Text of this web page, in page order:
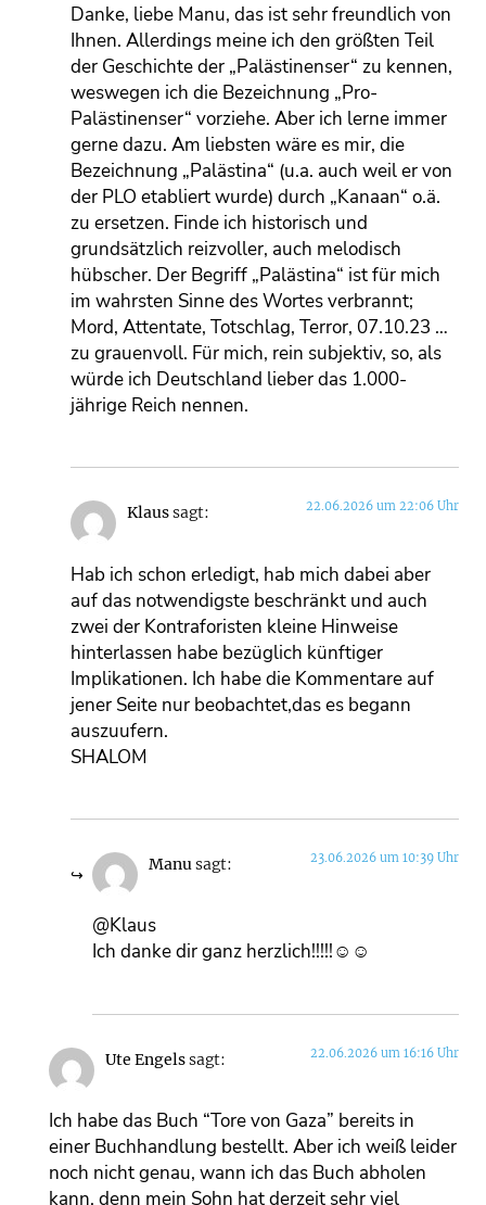
Danke, liebe Manu, das ist sehr freundlich von
Ihnen. Allerdings meine ich den größten Teil
der Geschichte der „Palästinenser“ zu kennen,
weswegen ich die Bezeichnung „Pro-
Palästinenser“ vorziehe. Aber ich lerne immer
gerne dazu. Am liebsten wäre es mir, die
Bezeichnung „Palästina“ (u.a. auch weil er von
der PLO etabliert wurde) durch „Kanaan“ o.ä.
zu ersetzen. Finde ich historisch und
grundsätzlich reizvoller, auch melodisch
hübscher. Der Begriff „Palästina“ ist für mich
im wahrsten Sinne des Wortes verbrannt;
Mord, Attentate, Totschlag, Terror, 07.10.23 …
zu grauenvoll. Für mich, rein subjektiv, so, als
würde ich Deutschland lieber das 1.000-
jährige Reich nennen.
Klaussagt: 22.06.2026 um 22:06 Uhr
Hab ich schon erledigt, hab mich dabei aber
auf das notwendigste beschränkt und auch
zwei der Kontraforisten kleine Hinweise
hinterlassen habe bezüglich künftiger
Implikationen. Ich habe die Kommentare auf
jener Seite nur beobachtet,das es begann
auszuufern.
SHALOM
Manusagt: 23.06.2026 um 10:39 Uhr
@Klaus
Ich danke dir ganz herzlich!!!!!☺️☺️
Ute Engelssagt: 22.06.2026 um 16:16 Uhr
Ich habe das Buch “Tore von Gaza” bereits in
einer Buchhandlung bestellt. Aber ich weiß leider
noch nicht genau, wann ich das Buch abholen
kann, denn mein Sohn hat derzeit sehr viel